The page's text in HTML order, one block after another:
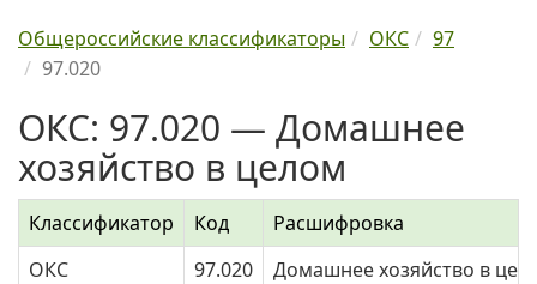
Общероссийские классификаторы ОКС
97
97.020
ОКС: 97.020 — Домашнее
хозяйство в целом
Классификатор Код
Расшифровка
ОКС
97.020 Домашнее хозяйство в